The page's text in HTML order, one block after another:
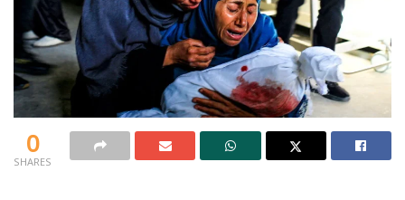
0
SHARES